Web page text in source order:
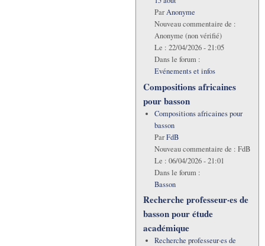
ParAnonyme
Nouveau commentaire de :
Anonyme (non vérifié)
Le : 22/04/2026 - 21:05
Dans le forum :
Evénements et infos
Compositions africaines
pour basson
Compositions africaines pour
basson
ParFdB
Nouveau commentaire de : FdB
Le : 06/04/2026 - 21:01
Dans le forum :
Basson
Recherche professeur·es de
basson pour étude
académique
Recherche professeur·es de